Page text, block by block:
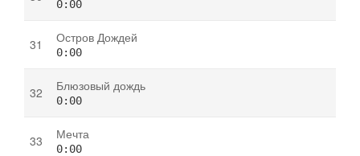
0:00
Остров Дождей
0:00
Блюзовый дождь
0:00
Мечта
0:00